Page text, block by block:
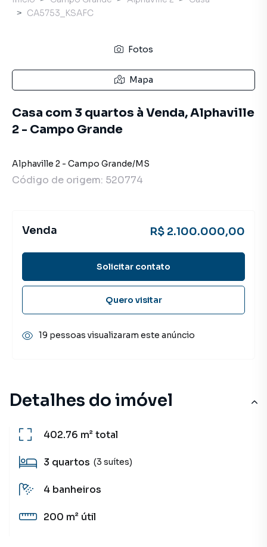
Detalhes do imóvel
402.76 m²total
3 quartos (3 suítes)
4 banheiros
200 m² útil
CA5753_KSAFC
Fotos
Mapa
Casa com 3 quartos à Venda, Alphaville
2 - Campo Grande
Alphaville 2 - Campo Grande/MS
Código de origem: 520774
Venda R$ 2.100.000,00
Solicitar contato
Quero visitar
19 pessoas visualizaram este anúncio